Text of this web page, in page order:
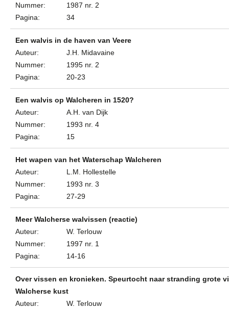
Nummer:
1987 nr. 2
Pagina:
34
Een walvis in de haven van Veere
Auteur:
J.H. Midavaine
Nummer:
1995 nr. 2
Pagina:
20-23
Een walvis op Walcheren in 1520?
Auteur:
A.H. van Dijk
Nummer:
1993 nr. 4
Pagina:
15
Het wapen van het Waterschap Walcheren
Auteur:
L.M. Hollestelle
Nummer:
1993 nr. 3
Pagina:
27-29
Meer Walcherse walvissen (reactie)
Auteur:
W. Terlouw
Nummer:
1997 nr. 1
Pagina:
14-16
Over vissen en kronieken. Speurtocht naar stranding grote
Walcherse kust
Auteur:
W. Terlouw